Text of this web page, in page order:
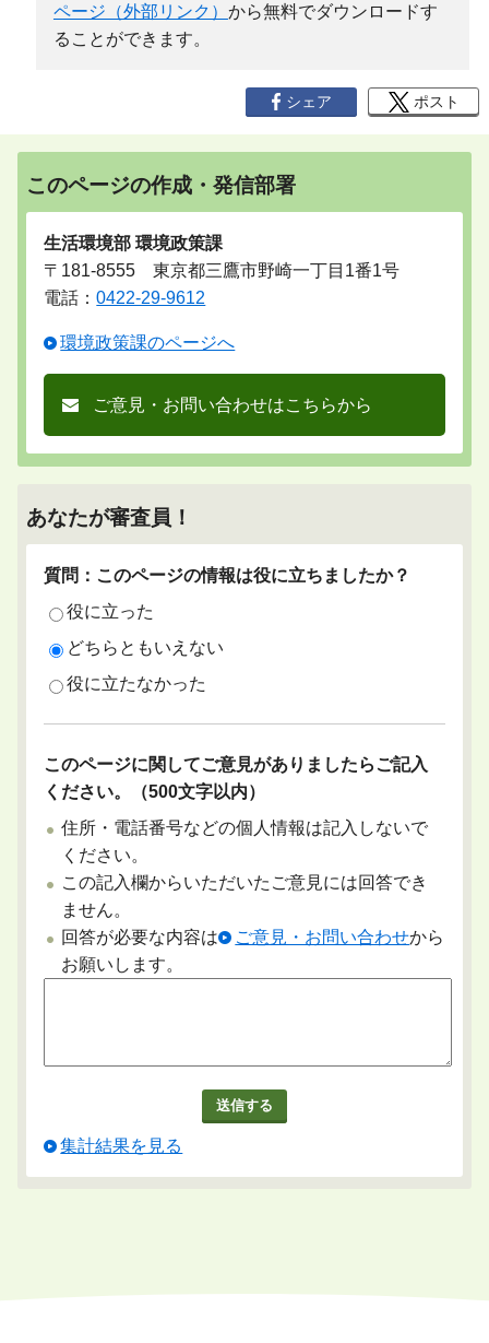
ページ（外部リンク） から無料でダウンロードす
ることができます。
シェア ポスト
このページの作成・発信部署
生活環境部 環境政策課
〒181-8555 東京都三鷹市野崎一丁目1番1号
電話：0422-29-9612
環境政策課のページへ
ご意見・お問い合わせはこちらから
あなたが審査員！
質問：このページの情報は役に立ちましたか？
役に立った
どちらともいえない
役に立たなかった
このページに関してご意見がありましたらご記入
ください。（500文字以内）
住所・電話番号などの個人情報は記入しないで
ください。
この記入欄からいただいたご意見には回答でき
ません。
回答が必要な内容は
ご意見・お問い合わせから
お願いします。
集計結果を見る